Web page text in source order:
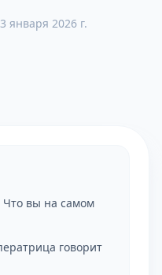
января 2026 г.
вы на самом
говорит